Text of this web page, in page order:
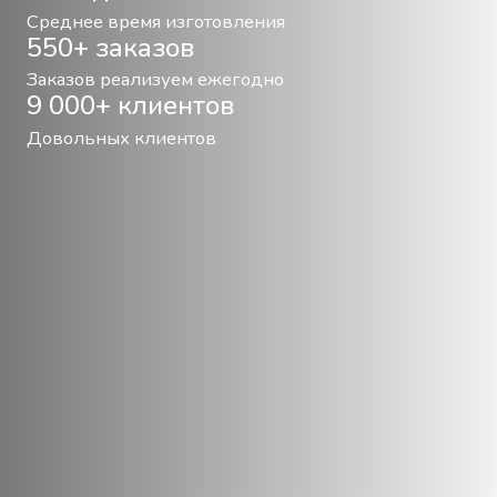
Среднее время изготовления
550+ заказов
Заказов реализуем ежегодно
9 000+ клиентов
Довольных клиентов